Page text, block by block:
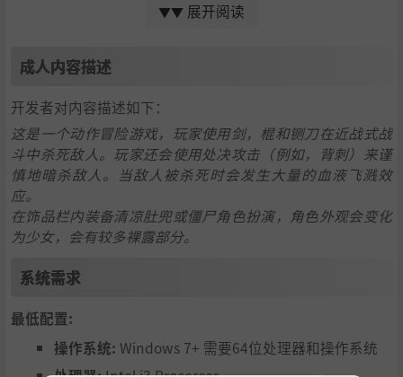
织入侵门派，随之天下大乱，将这对兄妹重新投入风雨飘摇
遭毒手......当嗜血咒印打开的那一刻，重识自我的苏夜锦，能
否履行自己对所有人的承诺？而又是谁最后能扶厦将倾，拯
救满目疮痍的世间于水火？
战斗方面，本作以多武器切换为主要特点，并针对每种武器
能，多样的技能连击，极大地提升游戏爽快度，优异的打击
感和操控手感令其锦上添花。
▼▼ 展开阅读
成人内容描述
开发者对内容描述如下：
这是一个动作冒险游戏，玩家使用剑，棍和铡刀在近战式战
斗中杀死敌人。玩家还会使用处决攻击（例如，背刺）来谨
慎地暗杀敌人。当敌人被杀死时会发生大量的血液飞溅效
应。
在饰品栏内装备清凉肚兜或僵尸角色扮演，角色外观会变化
为少女，会有较多裸露部分。
系统需求
最低配置:
操作系统: Windows 7+ 需要64位处理器和操作系统